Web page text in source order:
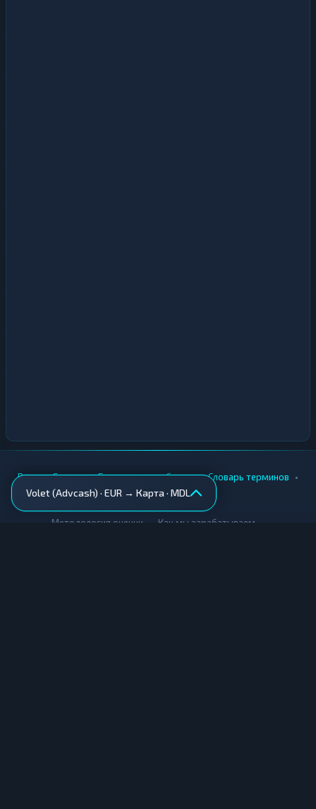
Volet (Advcash) · EUR → Карта · MDL
Вики • Города • Безопасность обмена • Словарь терминов •
AML-проверка
Методология оценки Как мы зарабатываем